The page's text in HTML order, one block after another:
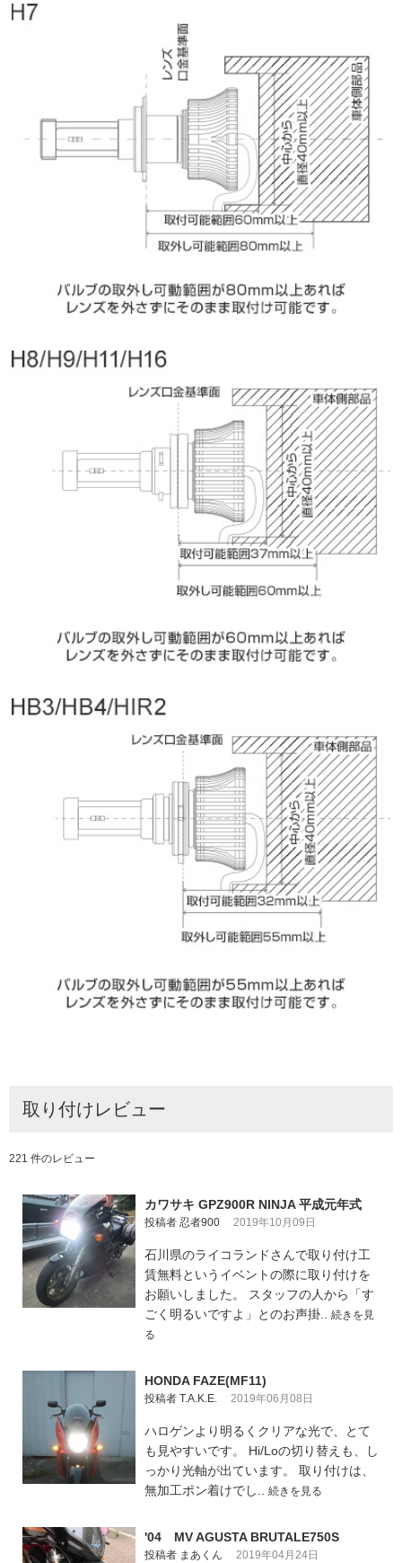
取り付けレビュー
221 件のレビュー
カワサキ GPZ900R NINJA 平成元年式
投稿者 忍者900 2019年10月09日
石川県のライコランドさんで取り付け工
賃無料というイベントの際に取り付けを
お願いしました。 スタッフの人から「す
ごく明るいですよ」とのお声掛.. 続きを見
る
HONDA FAZE(MF11)
投稿者 T.A.K.E. 2019年06月08日
ハロゲンより明るくクリアな光で、とて
も見やすいです。 Hi/Loの切り替えも、し
っかり光軸が出ています。 取り付けは、
無加工ポン着けでし.. 続きを見る
'04 MV AGUSTA BRUTALE750S
投稿者 まあくん 2019年04月24日